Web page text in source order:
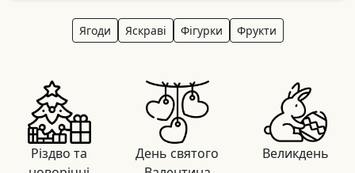
Ягоди Яскраві Фігурки Фрукти
Різдво та
День святого
Великдень